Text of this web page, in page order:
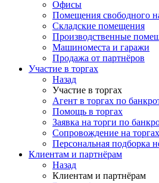
Офисы
Помещения свободного
Складские помещения
Производственные
Машиноместа и гаражи
Продажа от партнёров
Участие в торгах
Назад
Участие в торгах
Агент в торгах по
Помощь в торгах
Заявка на торги по
Сопровождение на
Персональная подборка
Клиентам и партнёрам
Назад
Клиентам и партнёрам